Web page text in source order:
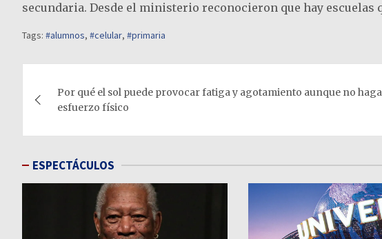
secundaria. Desde el ministerio reconocieron que hay escuelas
Tags: #alumnos, #celular, #primaria
de
entradas
Por qué el sol puede provocar fatiga y agotamiento aunque no
esfuerzo físico
ESPECTÁCULOS